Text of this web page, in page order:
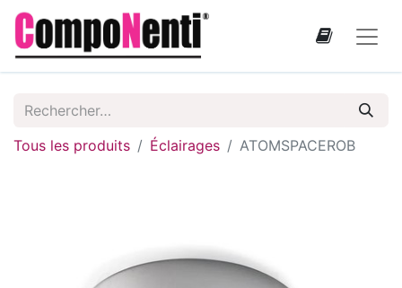
Tous les produits Éclairages ATOMSPACEROB